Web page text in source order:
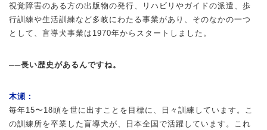
視覚障害のある方の出版物の発行、リハビリやガイドの派遣、歩
行訓練や生活訓練など多岐にわたる事業があり、そのなかの一つ
として、盲導犬事業は1970年からスタートしました。
──長い歴史があるんですね。
木瀬：
毎年15〜18頭を世に出すことを目標に、日々訓練しています。こ
の訓練所を卒業した盲導犬が、日本全国で活躍しています。これ